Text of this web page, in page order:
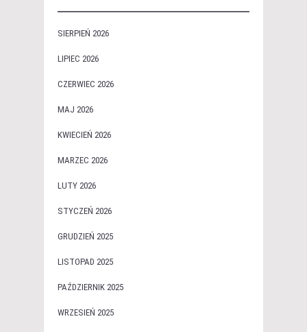
SIERPIEŃ 2026
LIPIEC 2026
CZERWIEC 2026
MAJ 2026
KWIECIEŃ 2026
MARZEC 2026
LUTY 2026
STYCZEŃ 2026
GRUDZIEŃ 2025
LISTOPAD 2025
PAŹDZIERNIK 2025
WRZESIEŃ 2025